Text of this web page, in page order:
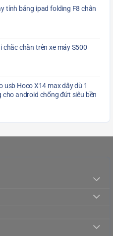
tính bảng ipad folding F8 chân
chắc chắn trên xe máy S500
usb Hoco X14 max dây dù 1
cho android chống đứt siêu bền